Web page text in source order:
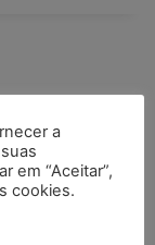
a
em “Aceitar”,
cookies.